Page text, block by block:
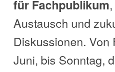
für Fachpublikum
Austausch und
Diskussionen. Von
Juni, bis Sonntag,